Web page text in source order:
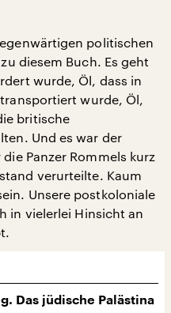
politischen
diesem Buch. Es geht
wurde, Öl, dass in
wurde, Öl,
britische
Und es war der
Panzer Rommels kurz
verurteilte. Kaum
Unsere postkoloniale
in vielerlei Hinsicht an
Das jüdische Palästina